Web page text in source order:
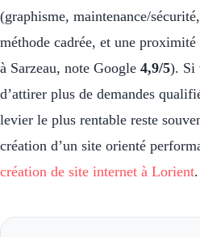
(graphisme, maintenance/
méthode cadrée, et une proximité
à Sarzeau, note Google 4,9/5). Si
d’attirer plus de demandes
levier le plus rentable reste
création d’un site orienté
création de site internet à Lorient.